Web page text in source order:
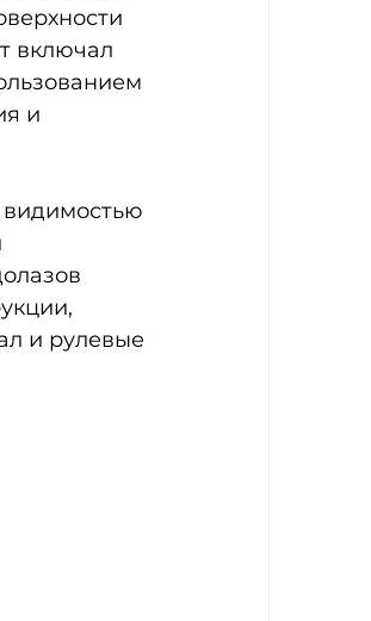
включал
и
видимостью
и рулевые